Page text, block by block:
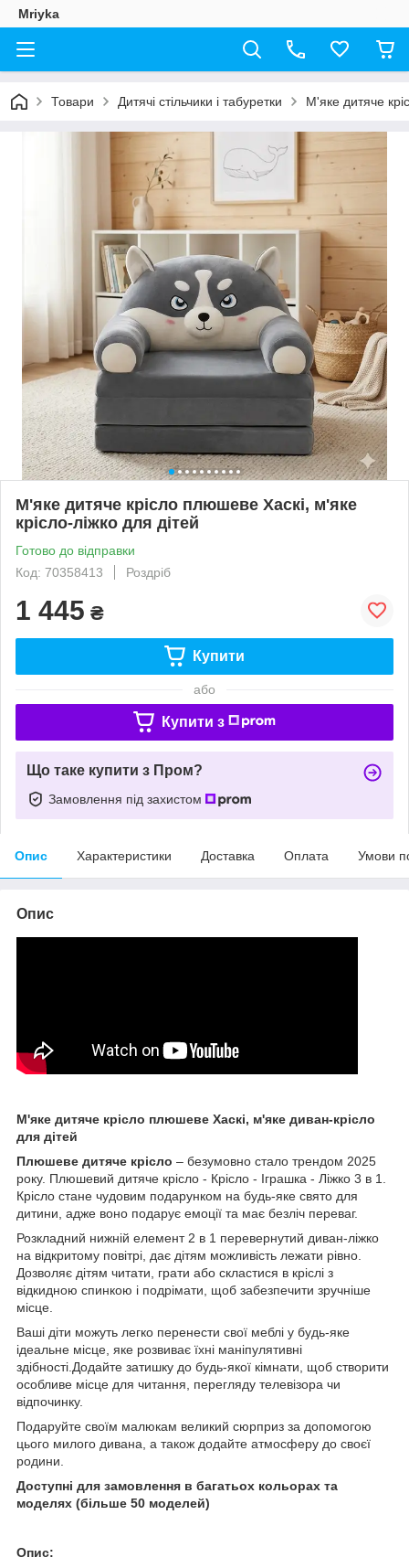
Mriyka
Товари Дитячі стільчики і табуретки М'яке дитяче
М'яке дитяче крісло плюшеве Хаскі, м'яке
крісло-ліжко для дітей
Готово до відправки
Код: 70358413
Роздріб
1 445 ₴
Купити
або
Купити з
Що таке купити з Пром?
Замовлення під захистом
Опис Характеристики Доставка Оплата Умови
Опис
М'яке дитяче крісло плюшеве Хаскі, м'яке диван-крісло
для дітей
Плюшеве дитяче крісло – безумовно стало трендом 2025
року. Плюшевий дитяче крісло - Крісло - Іграшка - Ліжко 3 в 1.
Крісло стане чудовим подарунком на будь-яке свято для
дитини, адже воно подарує емоції та має безліч переваг.
Розкладний нижній елемент 2 в 1 перевернутий диван-ліжко
на відкритому повітрі, дає дітям можливість лежати рівно.
Дозволяє дітям читати, грати або скластися в кріслі з
відкидною спинкою і подрімати, щоб забезпечити зручніше
місце.
Ваші діти можуть легко перенести свої меблі у будь-яке
ідеальне місце, яке розвиває їхні маніпулятивні
здібності.Додайте затишку до будь-якої кімнати, щоб створити
особливе місце для читання, перегляду телевізора чи
відпочинку.
Подаруйте своїм малюкам великий сюрприз за допомогою
цього милого дивана, а також додайте атмосферу до своєї
родини.
Доступні для замовлення в багатьох кольорах та
моделях (більше 50 моделей)
Опис: